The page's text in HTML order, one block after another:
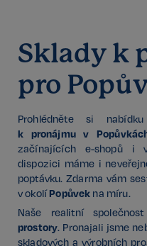
Sklady k
pro
Prohlédněte si
k pronájmu v
začínajících e-shopů i
dispozici máme i
poptávku. Zdarma vám
v okolíPopůvek na míru.
Naše realitní
prostory. Pronajali jsme
skladových a výrobních